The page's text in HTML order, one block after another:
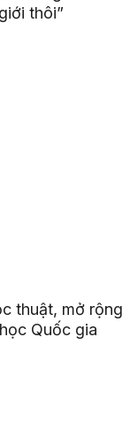
thôi”
thuật, mở rộng
Quốc gia